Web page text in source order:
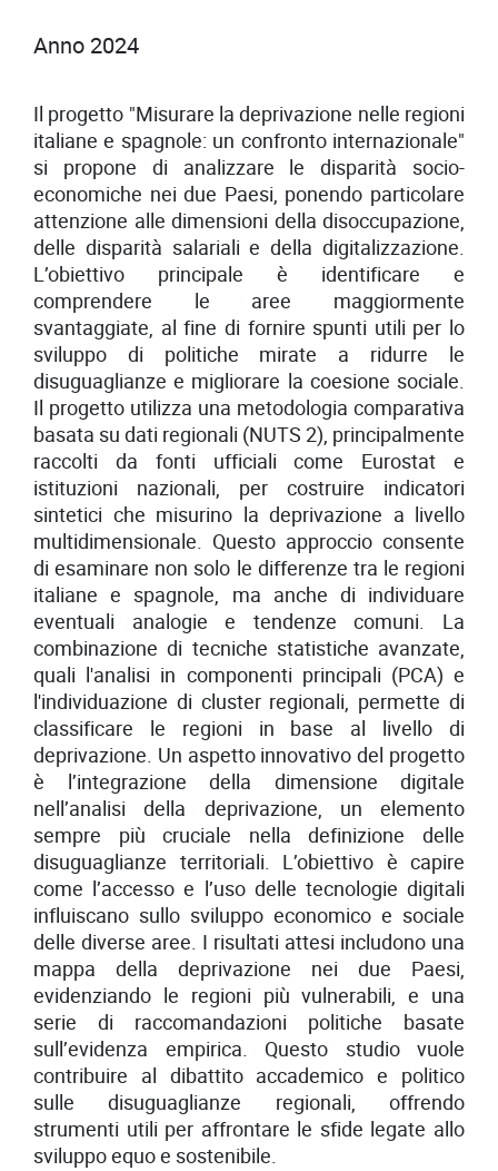
Anno 2024
Il progetto "Misurare la deprivazione nelle regioni
italiane e spagnole: un confronto internazionale"
si propone di analizzare le disparità socio-
economiche nei due Paesi, ponendo particolare
attenzione alle dimensioni della disoccupazione,
delle disparità salariali e della digitalizzazione.
L’obiettivo principale è identificare e
comprendere le aree maggiormente
svantaggiate, al fine di fornire spunti utili per lo
sviluppo di politiche mirate a ridurre le
disuguaglianze e migliorare la coesione sociale.
Il progetto utilizza una metodologia comparativa
basata su dati regionali (NUTS 2), principalmente
raccolti da fonti ufficiali come Eurostat e
istituzioni nazionali, per costruire indicatori
sintetici che misurino la deprivazione a livello
multidimensionale. Questo approccio consente
di esaminare non solo le differenze tra le regioni
italiane e spagnole, ma anche di individuare
eventuali analogie e tendenze comuni. La
combinazione di tecniche statistiche avanzate,
quali l'analisi in componenti principali (PCA) e
l'individuazione di cluster regionali, permette di
classificare le regioni in base al livello di
deprivazione. Un aspetto innovativo del progetto
è l’integrazione della dimensione digitale
nell’analisi della deprivazione, un elemento
sempre più cruciale nella definizione delle
disuguaglianze territoriali. L’obiettivo è capire
come l’accesso e l’uso delle tecnologie digitali
influiscano sullo sviluppo economico e sociale
delle diverse aree. I risultati attesi includono una
mappa della deprivazione nei due Paesi,
evidenziando le regioni più vulnerabili, e una
serie di raccomandazioni politiche basate
sull’evidenza empirica. Questo studio vuole
contribuire al dibattito accademico e politico
sulle disuguaglianze regionali, offrendo
strumenti utili per affrontare le sfide legate allo
sviluppo equo e sostenibile.